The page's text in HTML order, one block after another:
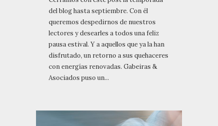
del blog hasta septiembre. Con él
queremos despedirnos de nuestros
lectores y desearles a todos una feliz
pausa estival. Y a aquellos que ya la han
disfrutado, un retorno a sus quehaceres
con energías renovadas. Gabeiras &
Asociados puso un...